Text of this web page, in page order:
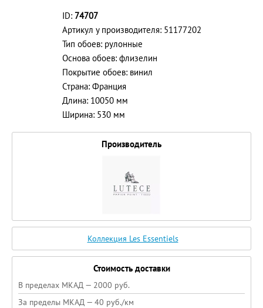
ID: 74707
Артикул у производителя: 51177202
Тип обоев: рулонные
Основа обоев: флизелин
Покрытие обоев: винил
Страна: Франция
Длина: 10050 мм
Ширина: 530 мм
Производитель
Коллекция Les Essentiels
Стоимость доставки
В пределах МКАД — 2000 руб.
За пределы МКАД — 40 руб./км